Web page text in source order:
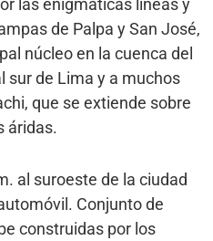
las enigmáticas líneas y
de Palpa y San José,
núcleo en la cuenca del
sur de Lima y a muchos
que se extiende sobre
áridas.
al suroeste de la ciudad
Conjunto de
construidas por los